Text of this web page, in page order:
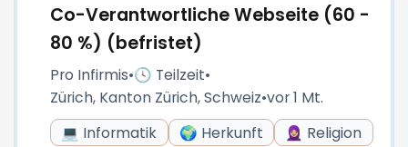
Co-Verantwortliche Webseite (60 -
80 %) (befristet)
Pro Infirmis•🕓 Teilzeit•
Zürich, Kanton Zürich, Schweiz•vor 1 Mt.
💻 Informatik
🌍 Herkunft 🧕🏼 Religion